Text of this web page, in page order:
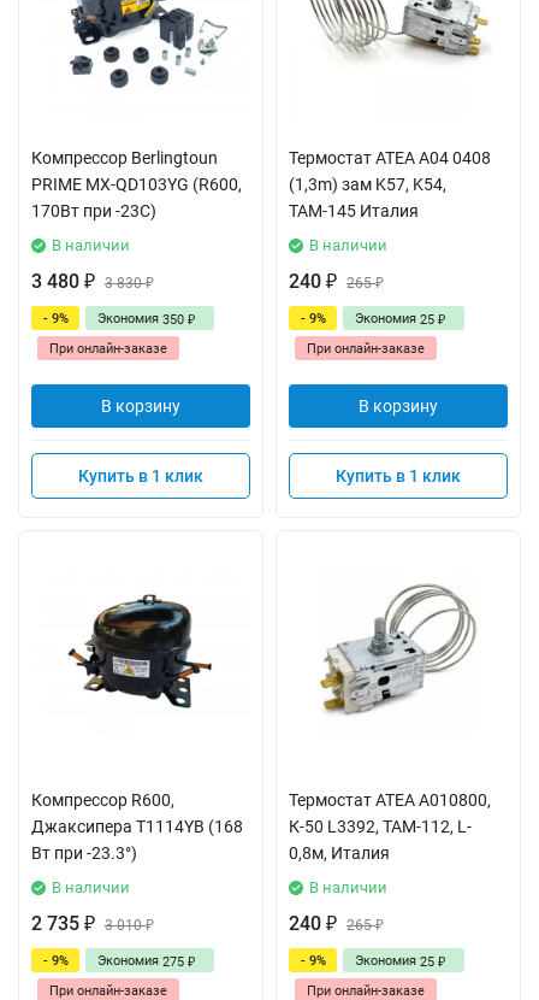
Компрессор Berlingtoun
PRIME MX-QD103YG (R600,
170Вт при -23С)
В наличии
3 480 ₽ 3 830₽
- 9% Экономия 350 ₽
При онлайн-заказе
В корзину
Купить в 1 клик
Термостат ATEA A04 0408
(1,3m) зам K57, K54,
ТАМ-145 Италия
В наличии
240 ₽ 265₽
- 9% Экономия 25 ₽
При онлайн-заказе
В корзину
Купить в 1 клик
Компрессор R600,
Джаксипера T1114YB (168
Вт при -23.3°)
В наличии
2 735 ₽ 3 010₽
- 9% Экономия 275 ₽
При онлайн-заказе
Термостат ATEA A010800,
К-50 L3392, ТАМ-112, L-
0,8м, Италия
В наличии
240 ₽ 265₽
- 9% Экономия 25 ₽
При онлайн-заказе